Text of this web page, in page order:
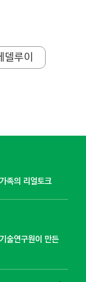
루이
족의 리얼토크
술연구원이 만든